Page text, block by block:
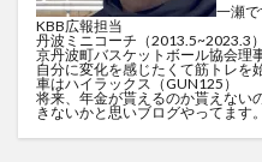
一瀬で
KBB広報担当
丹波ミニコーチ（2013.5~2023.3）
京丹波町バスケットボール協会理
自分に変化を感じたくて筋トレを
車はハイラックス（GUN125）
将来、年金が貰えるのか貰えない
きないかと思いブログやってます。